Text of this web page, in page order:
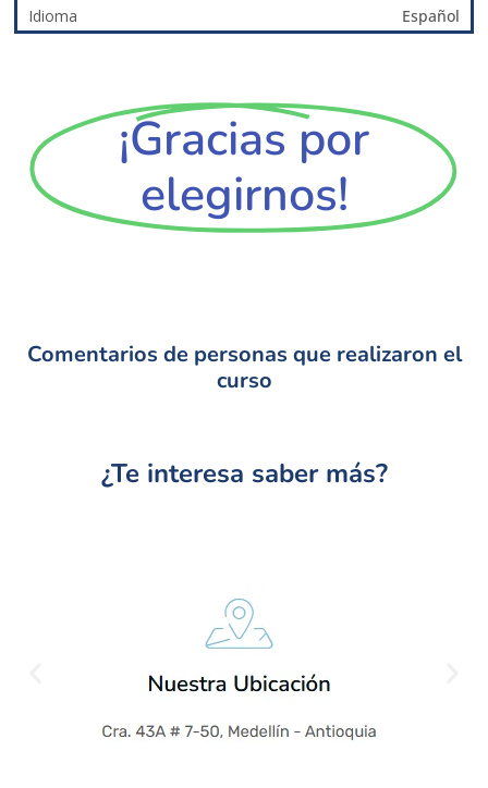
Idioma Español
¡Gracias por
elegirnos!
Comentarios de personas que realizaron el
curso
¿Te interesa saber más?